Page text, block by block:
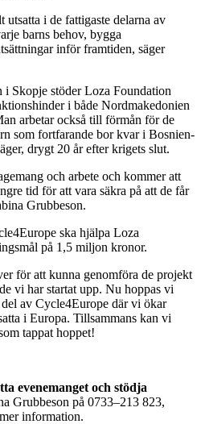
i de fattigaste delarna av
barns behov, bygga
inför framtiden, säger
i Skopje stöder Loza Foundation
i både Nordmakedonien
arbetar också till förmån för de
som fortfarande bor kvar i Bosnien-
drygt 20 år efter krigets slut.
och arbete och kommer att
tid för att vara säkra på att de får
Grubbeson.
ska hjälpa Loza
på 1,5 miljon kronor.
för att kunna genomföra de projekt
vi har startat upp. Nu hoppas vi
av Cycle4Europe där vi ökar
i Europa. Tillsammans kan vi
tappat hoppet!
evenemanget och stödja
Grubbeson på 0733–213 823,
information.